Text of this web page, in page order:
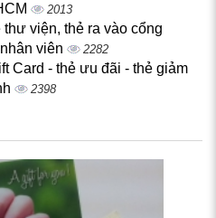
2013
thư viện, thẻ ra vào cổng
viên
2282
Card - thẻ ưu đãi - thẻ giảm
2398